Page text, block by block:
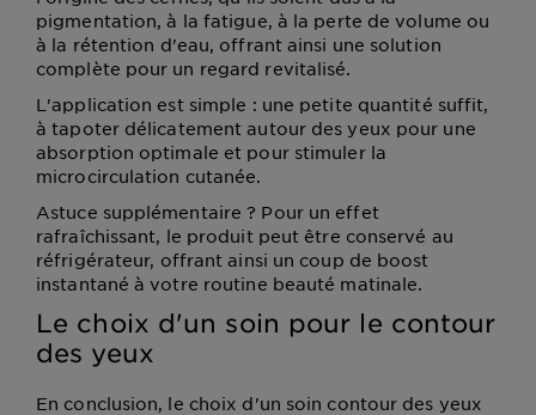
pigmentation, à la fatigue, à la perte de volume ou
à la rétention d'eau, offrant ainsi une solution
complète pour un regard revitalisé.
L'application est simple : une petite quantité suffit,
à tapoter délicatement autour des yeux pour une
absorption optimale et pour stimuler la
microcirculation cutanée.
Astuce supplémentaire ? Pour un effet
rafraîchissant, le produit peut être conservé au
réfrigérateur, offrant ainsi un coup de boost
instantané à votre routine beauté matinale.
Le choix d'un soin pour le contour
des yeux
En conclusion, le choix d'un soin contour des yeux